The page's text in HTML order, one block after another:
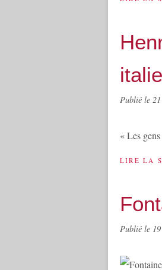
Publié le
« Les
LIRE LA
Publié le